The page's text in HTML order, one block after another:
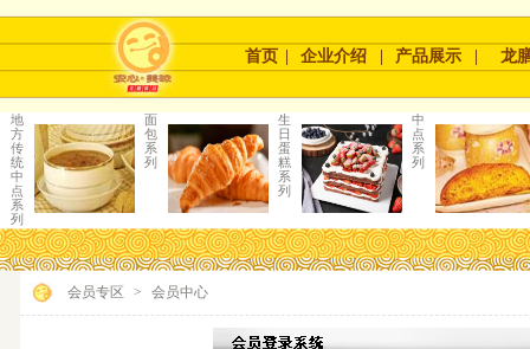
首页 企业介绍 产品展示 龙
地
方
传
统
中
点
系
列
面
包
系
列
生
日
蛋
糕
系
列
中
点
系
列
会员专区 > 会员中心